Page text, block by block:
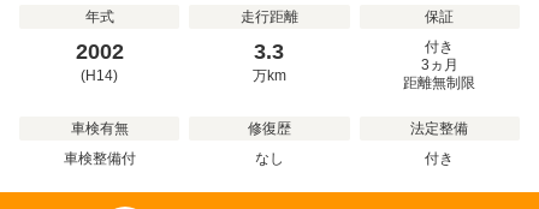
年式
2002
(H14)
走行距離
3.3
万km
保証
付き
3ヵ月
距離無制限
車検有無
車検整備付
修復歴
なし
法定整備
付き